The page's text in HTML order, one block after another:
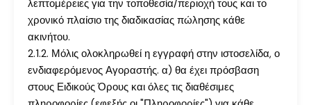
λεπτομέρειες για την τοποθεσία/περιοχή τους και το
χρονικό πλαίσιο της διαδικασίας πώλησης κάθε
ακινήτου.
2.1.2. Μόλις ολοκληρωθεί η εγγραφή στην ιστοσελίδα, ο
ενδιαφερόμενος Αγοραστής. α) θα έχει πρόσβαση
στους Ειδικούς Όρους και όλες τις διαθέσιμες